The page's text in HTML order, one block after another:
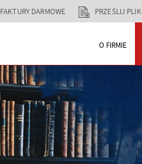
FAKTURY DARMOWE PRZEŚLIJ PLIK
O FIRMIE